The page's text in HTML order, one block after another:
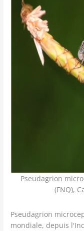
Pseudagrion
(FNQ),
Pseudagrion
mondiale, depuis